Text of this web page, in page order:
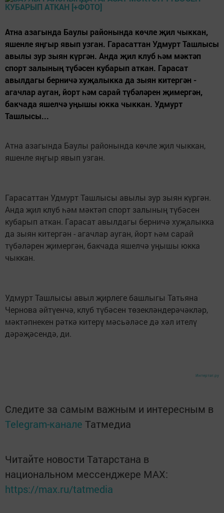
Атна азагында Баулы районында көчле җил чыккан,
яшенле яңгыр явып узган. Гарасаттан Удмурт Ташлысы
авылы зур зыян күргән. Анда җил клуб һәм мәктәп
спорт залының түбәсен кубарып аткан. Гарасат
авылдагы берничә хуҗалыкка да зыян китергән -
агачлар ауган, йорт һәм сарай түбәләрен җимергән,
бакчада яшелчә уңышы юкка чыккан. Удмурт
Ташлысы...
Атна азагында Баулы районында көчле җил чыккан,
яшенле яңгыр явып узган.
Гарасаттан Удмурт Ташлысы авылы зур зыян күргән.
Анда җил клуб һәм мәктәп спорт залының түбәсен
кубарып аткан. Гарасат авылдагы берничә хуҗалыкка
да зыян китергән - агачлар ауган, йорт һәм сарай
түбәләрен җимергән, бакчада яшелчә уңышы юкка
чыккан.
Удмурт Ташлысы авыл җирлеге башлыгы Татьяна
Чернова әйтүенчә, клуб түбәсен төзекләндерәчәкләр,
мәктәпнекен рәткә китерү мәсьәләсе дә хәл ителү
дәрәҗәсендә, ди.
Интертат.ру
Следите за самым важным и интересным в
Telegram-канале Татмедиа
Читайте новости Татарстана в
национальном мессенджере MАХ:
https://max.ru/tatmedia